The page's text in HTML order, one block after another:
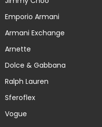
Emporio Armani
Armani Exchange
Arnette
Dolce & Gabbana
Ralph Lauren
Sferoflex
Vogue